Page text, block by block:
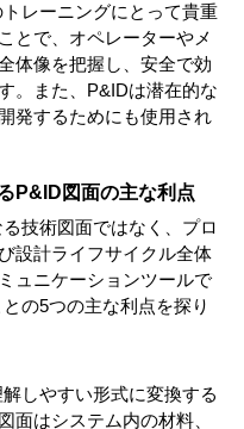
レーニングにとって貴重
とで、オペレーターやメ
体像を把握し、安全で効
。また、P&IDは潜在的な
発するためにも使用され
P&ID図面の主な利点
技術図面ではなく、プロ
設計ライフサイクル全体
ュニケーションツールで
の5つの主な利点を探り
しやすい形式に変換する
面はシステム内の材料、